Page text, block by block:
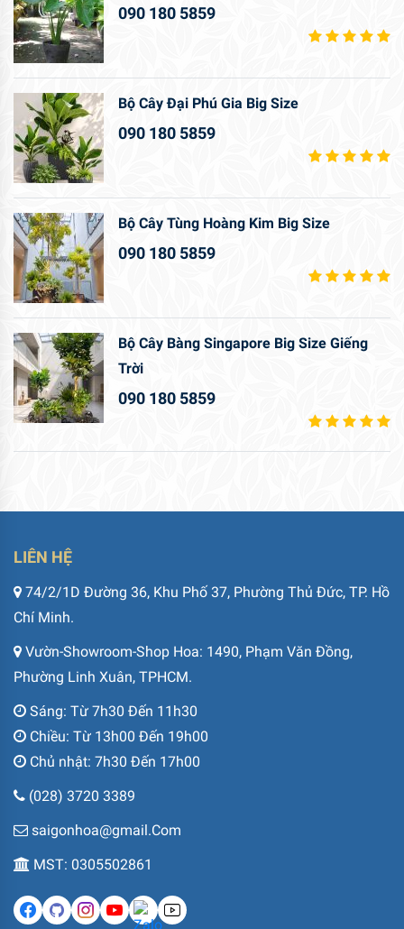
090 180 5859
Bộ Cây Đại Phú Gia Big Size
090 180 5859
Bộ Cây Tùng Hoàng Kim Big Size
090 180 5859
Bộ Cây Bàng Singapore Big Size Giếng
Trời
090 180 5859
LIÊN HỆ
74/2/1D Đường 36, Khu Phố 37, Phường Thủ Đức, TP. Hồ
Chí Minh.
Vườn-Showroom-Shop Hoa: 1490, Phạm Văn Đồng,
Phường Linh Xuân, TPHCM.
Sáng: Từ 7h30 Đến 11h30
Chiều: Từ 13h00 Đến 19h00
Chủ nhật: 7h30 Đến 17h00
(028) 3720 3389
saigonhoa@gmail.Com
MST: 0305502861